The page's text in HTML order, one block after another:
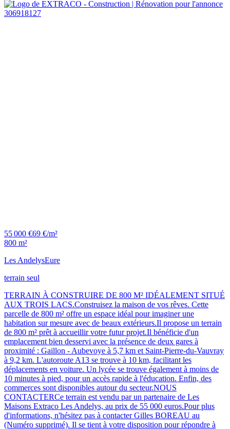
55 000 €69 €/m²
800 m²
Les AndelysEure
terrain seul
TERRAIN À CONSTRUIRE DE 800 M² IDÉALEMENT SITUÉ
AUX TROIS LACS.Construisez la maison de vos rêves. Cette
parcelle de 800 m² offre un espace idéal pour imaginer une
habitation sur mesure avec de beaux extérieurs.Il propose un terrain
de 800 m² prêt à accueillir votre futur projet.Il bénéficie d'un
emplacement bien desservi avec la présence de deux gares à
proximité : Gaillon - Aubevoye à 5,7 km et Saint-Pierre-du-Vauvray
à 9,2 km. L'autoroute A13 se trouve à 10 km, facilitant les
déplacements en voiture. Un lycée se trouve également à moins de
10 minutes à pied, pour un accès rapide à l'éducation. Enfin, des
commerces sont disponibles autour du secteur.NOUS
CONTACTERCe terrain est vendu par un partenaire de Les
Maisons Extraco Les Andelys, au prix de 55 000 euros.Pour plus
d'informations, n'hésitez pas à contacter Gilles BOREAU au
(Numéro supprimé). Il se tient à votre disposition pour répondre à